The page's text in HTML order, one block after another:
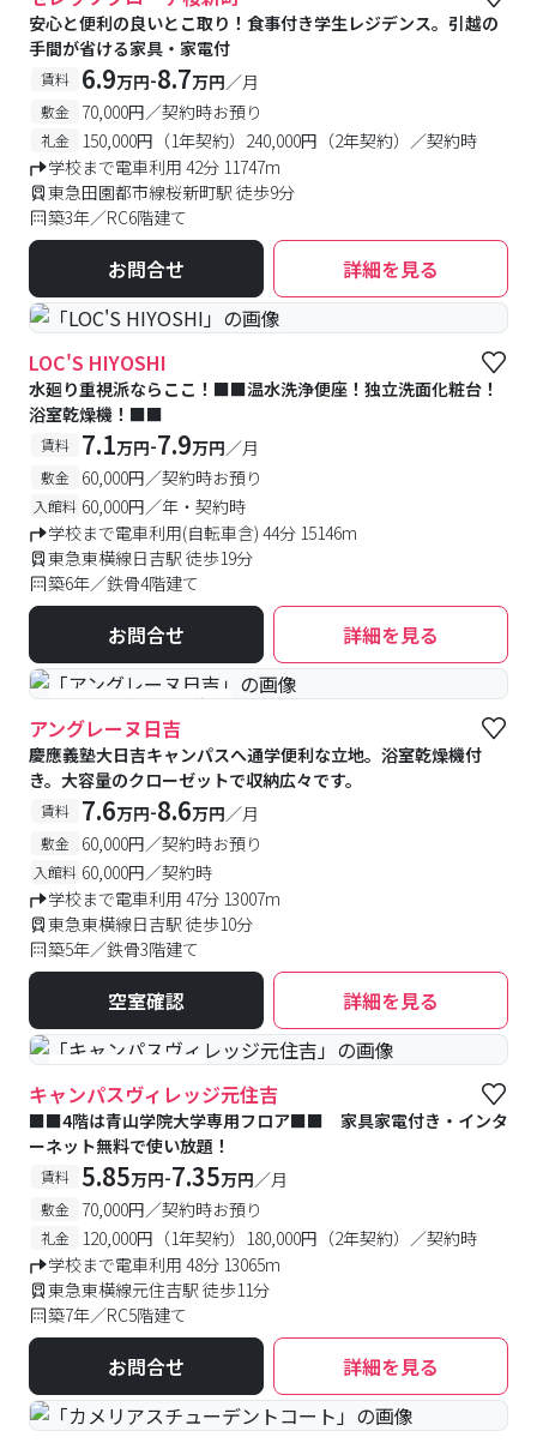
安心と便利の良いとこ取り！食事付き学生レジデンス。引越の
手間が省ける家具・家電付
賃料 6.9万円-8.7万円／月
敷金 70,000円／契約時お預り
礼金
150,000円（1年契約）240,000円（2年契約）／契約時
学校まで電車利用 42分 11747m
東急田園都市線桜新町駅 徒歩9分
築3年／RC6階建て
お問合せ 詳細を見る
LOC'S HIYOSHI
水廻り重視派ならここ！■■温水洗浄便座！独立洗面化粧台！
浴室乾燥機！■■
賃料 7.1万円-7.9万円／月
敷金 60,000円／契約時お預り
入館料 60,000円／年・契約時
学校まで電車利用(自転車含) 44分 15146m
東急東横線日吉駅 徒歩19分
築6年／鉄骨4階建て
お問合せ 詳細を見る
#予約受付中 #空室待ち
アングレーヌ日吉
慶應義塾大日吉キャンパスへ通学便利な立地。浴室乾燥機付
き。大容量のクローゼットで収納広々です。
賃料 7.6万円-8.6万円／月
敷金 60,000円／契約時お預り
入館料 60,000円／契約時
学校まで電車利用 47分 13007m
東急東横線日吉駅 徒歩10分
築5年／鉄骨3階建て
空室確認 詳細を見る
#女性専用フロアあり
キャンパスヴィレッジ元住吉
■■4階は青山学院大学専用フロア■■ 家具家電付き・インタ
ーネット無料で使い放題！
賃料 5.85万円-7.35万円／月
敷金 70,000円／契約時お預り
礼金
120,000円（1年契約）180,000円（2年契約）／契約時
学校まで電車利用 48分 13065m
東急東横線元住吉駅 徒歩11分
築7年／RC5階建て
お問合せ 詳細を見る